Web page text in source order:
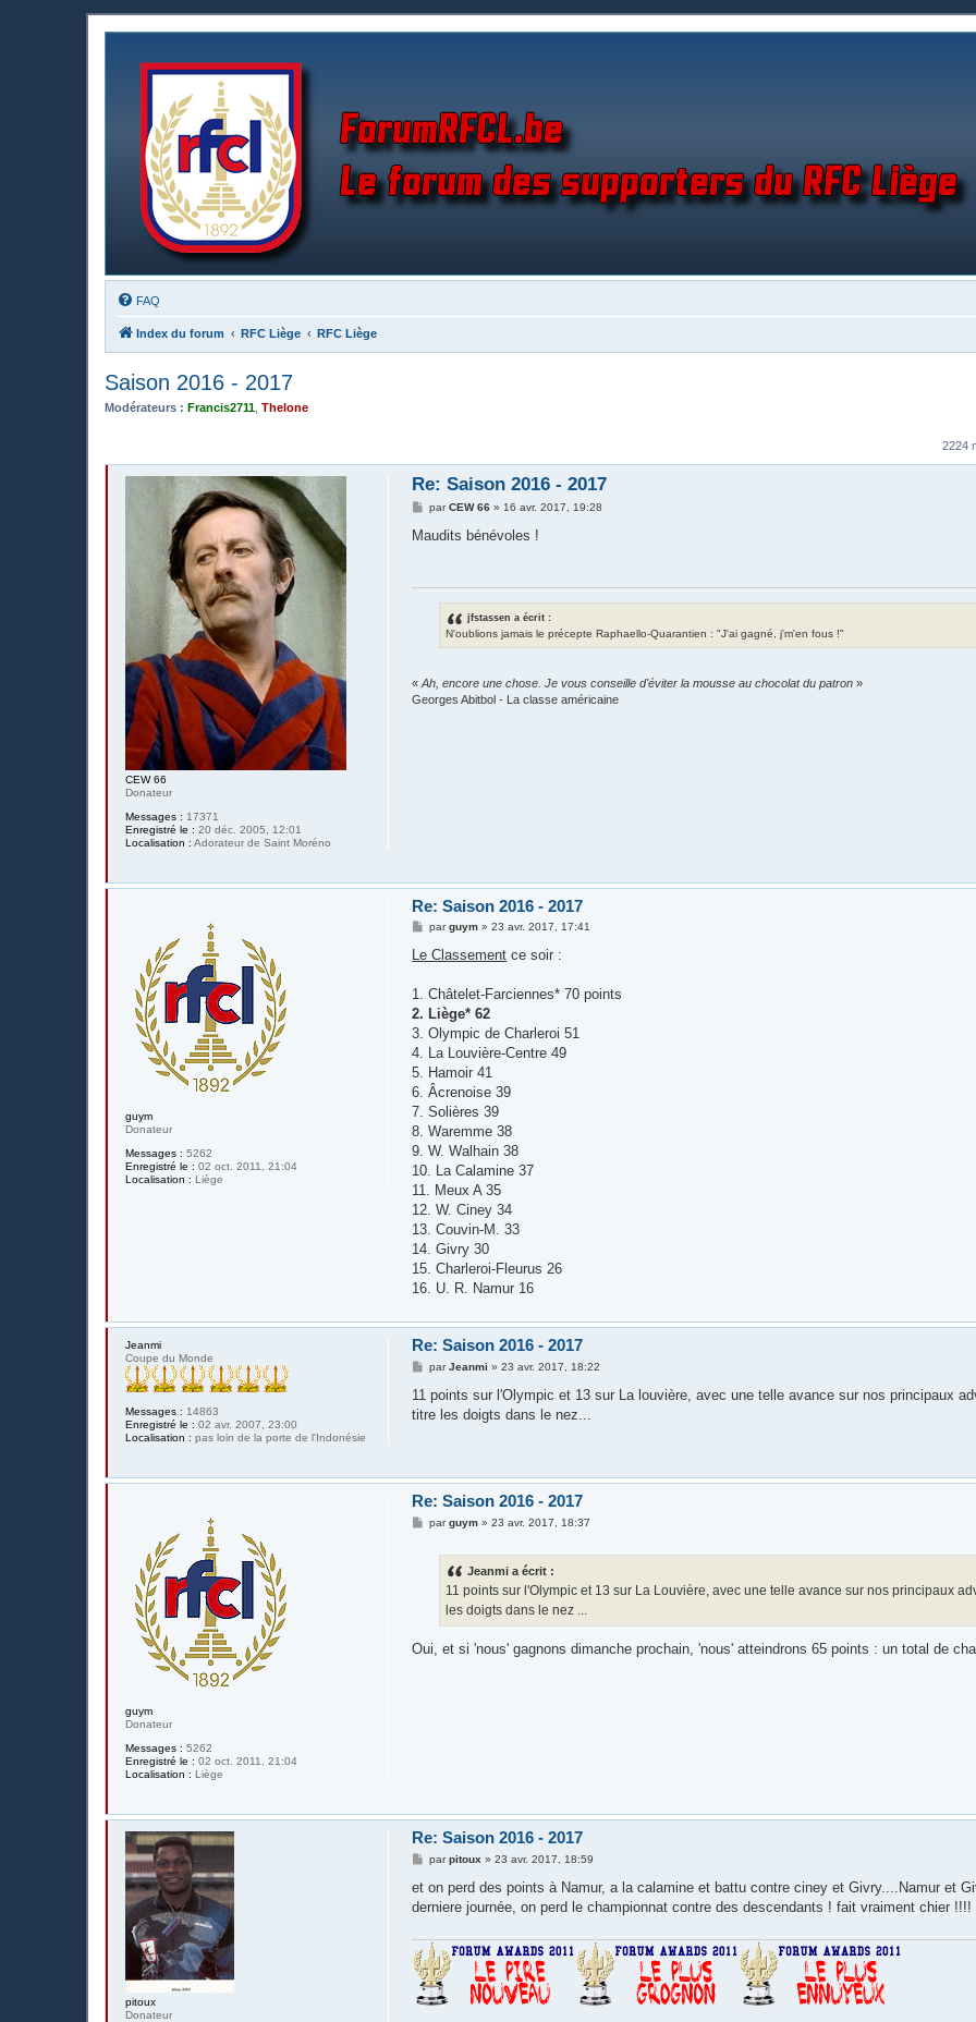
FAQ
Index du forum RFC Liège RFC Liège
Saison 2016 - 2017
Modérateurs : Francis2711 Thelone
2224
CEW 66
Donateur
Messages : 17371
Enregistré le : 20 déc. 2005, 12:01
Localisation : Adorateur de Saint Moréno
Re: Saison 2016 - 2017
M
s
parCEW 66 » 16 avr. 2017, 19:28
Maudits bénévoles !
jfstassen a écrit :
N'oublions jamais le précepte Raphaello-Quarantien : "J'ai gagné, j'm'en fous !"
«Ah, encore une chose. Je vous conseille d'éviter la mousse au chocolat du patron »
Georges Abitbol - La classe américaine
guym
Donateur
Messages : 5262
Enregistré le : 02 oct. 2011, 21:04
Localisation : Liège
Re: Saison 2016 - 2017
M
s
s
g
parguym »23 avr. 2017, 17:41
Le Classement ce soir :
1. Châtelet-Farciennes* 70 points
2. Liège* 62
3. Olympic de Charleroi 51
4. La Louvière-Centre 49
5. Hamoir 41
6. Âcrenoise 39
7. Solières 39
8. Waremme 38
9. W. Walhain 38
10. La Calamine 37
11. Meux A 35
12. W. Ciney 34
13. Couvin-M. 33
14. Givry 30
15. Charleroi-Fleurus 26
16. U. R. Namur 16
Jeanmi
Coupe du Monde
Messages : 14863
Enregistré le : 02 avr. 2007, 23:00
Localisation : pas loin de la porte de l'Indonésie
Re: Saison 2016 - 2017
M
s
s
a
parJeanmi »23 avr. 2017, 18:22
11 points sur l'Olympic et 13 sur La louvière, avec une telle avance sur nos principaux
titre les doigts dans le nez...
guym
Donateur
Messages : 5262
Enregistré le : 02 oct. 2011, 21:04
Localisation : Liège
Re: Saison 2016 - 2017
Mparguym »23 avr. 2017, 18:37
Jeanmi a écrit :
11 points sur l'Olympic et 13 sur La Louvière, avec une telle avance sur nos principaux
les doigts dans le nez ...
Oui, et si 'nous' gagnons dimanche prochain, 'nous' atteindrons 65 points : un total de
pitoux
Donateur
Re: Saison 2016 - 2017
M
s
a
parpitoux »23 avr. 2017, 18:59
et on perd des points à Namur, a la calamine et battu contre ciney et Givry....Namur et
derniere journée, on perd le championnat contre des descendants ! fait vraiment chier !!!!